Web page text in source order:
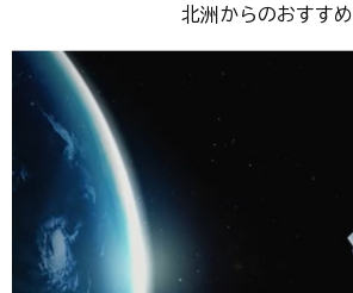
北洲からのおすすめ